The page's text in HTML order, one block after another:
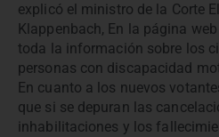
explicó el ministro de la Corte
Klappenbach, En la página
toda la información sobre los
personas con discapacidad
En cuanto a los nuevos
que si se depuran las
inhabilitaciones y los